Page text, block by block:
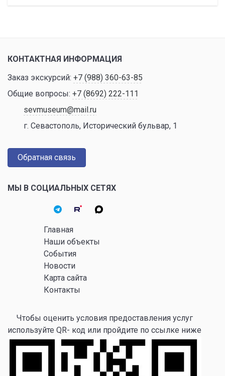
КОНТАКТНАЯ ИНФОРМАЦИЯ
Заказ экскурсий: +7 (988) 360-63-85
Общие вопросы: +7 (8692) 222-111
sevmuseum@mail.ru
г. Севастополь, Исторический бульвар, 1
Обратная связь
МЫ В СОЦИАЛЬНЫХ СЕТЯХ
Главная
Наши объекты
События
Новости
Карта сайта
Контакты
Чтобы оценить условия предоставления услуг
используйте QR- код или пройдите по ссылке ниже